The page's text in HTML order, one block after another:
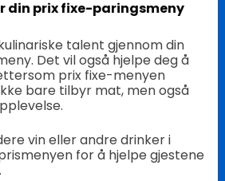
din prix fixe-paringsmeny
talent gjennom din
Det vil også hjelpe deg å
prix fixe-menyen
bare tilbyr mat, men også
vin eller andre drinker i
for å hjelpe gjestene